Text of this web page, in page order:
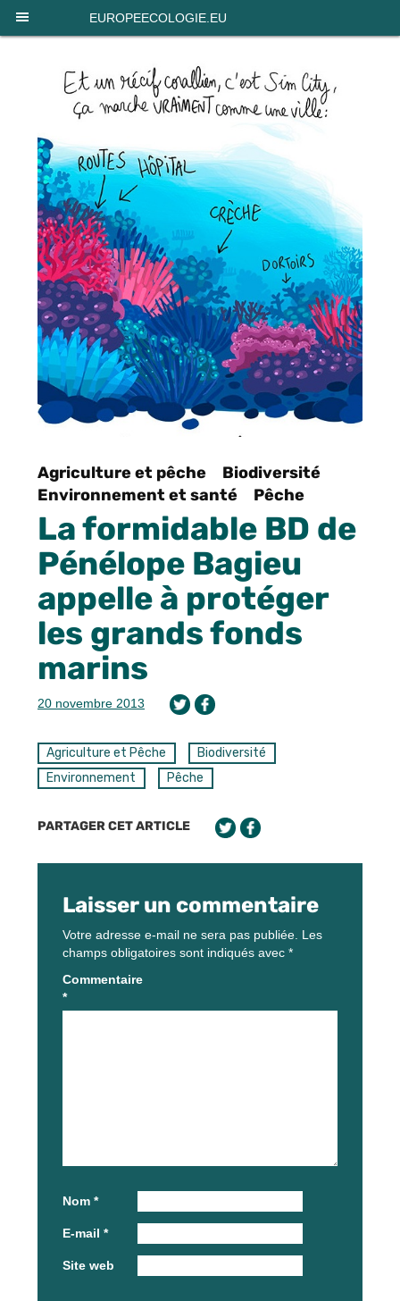
EUROPEECOLOGIE.EU
Agriculture et pêche
Biodiversité
Environnement et santé
Pêche
La formidable BD de
Pénélope Bagieu
appelle à protéger
les grands fonds
marins
20 novembre 2013
Agriculture et Pêche
Biodiversité
Environnement
Pêche
PARTAGER CET ARTICLE
Laisser un commentaire
Votre adresse e-mail ne sera pas publiée. Les
champs obligatoires sont indiqués avec *
Commentaire
*
Nom *
E-mail *
Site web